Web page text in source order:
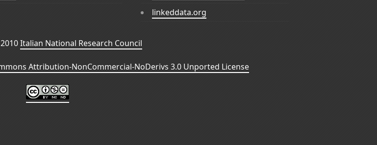
linkeddata.org
Italian National Research Council
Attribution-NonCommercial-NoDerivs 3.0 Unported License